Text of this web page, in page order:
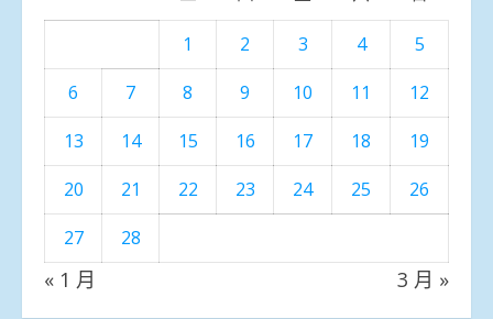
1 2 3 4
5
6
7 8 9 10 11
12
13
14 15 16 17 18
19
20
21 22 23 24 25
26
27
28
« 1 月 3 月 »